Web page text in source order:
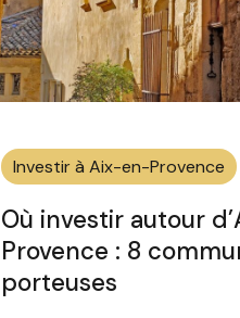
Investir à Aix-en-Provence
Où investir autour
Provence : 8
porteuses